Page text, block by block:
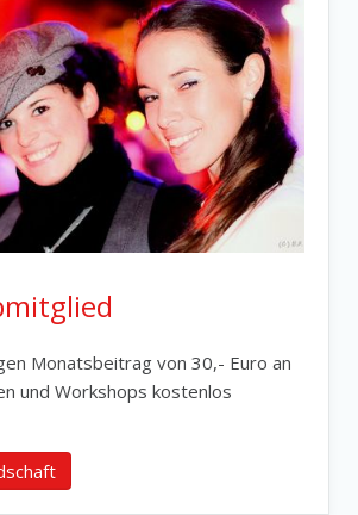
Monatsbeitrag von 30,- Euro an
und Workshops kostenlos